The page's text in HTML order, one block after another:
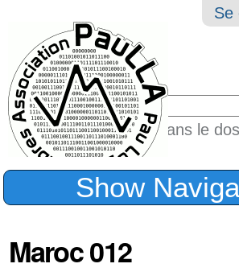
Se
Chercher par
Seulement dans le
Recherche
Show
Maroc 012